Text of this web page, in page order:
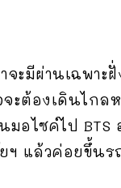
จะมีผ่านเฉพา
ะต้องเดินไกล
อไซค์ไป BTS
ฯ แล้วค่อยขึ้นร